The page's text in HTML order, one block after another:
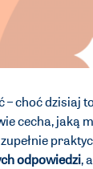
– choć dzisiaj
cecha, jaką
odpowiedzi,